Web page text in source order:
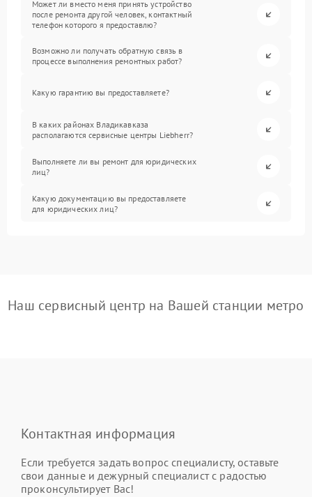
Может ли вместо меня принять устройство
после ремонта другой человек, контактный
телефон которого я предоставлю?
Возможно ли получать обратную связь в
процессе выполнения ремонтных работ?
Какую гарантию вы предоставляете?
В каких районах Владикавказа
располагаются сервисные центры Liebherr?
Выполняете ли вы ремонт для юридических
лиц?
Какую документацию вы предоставляете
для юридических лиц?
Наш сервисный центр на Вашей станции метро
Контактная информация
Если требуется задать вопрос специалисту, оставьте
свои данные и дежурный специалист с радостью
проконсультирует Вас!